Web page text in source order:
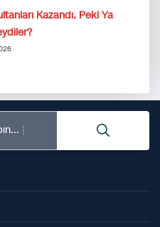
Kazandı. Peki Ya